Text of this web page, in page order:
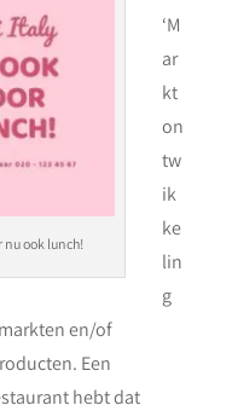
ook lunch!
‘M
ar
kt
on
tw
ik
ke
lin
g
en/of
Een
hebt dat